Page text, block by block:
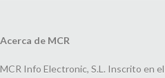
Acerca de MCR
MCR Info Electronic, S.L. Inscrito en